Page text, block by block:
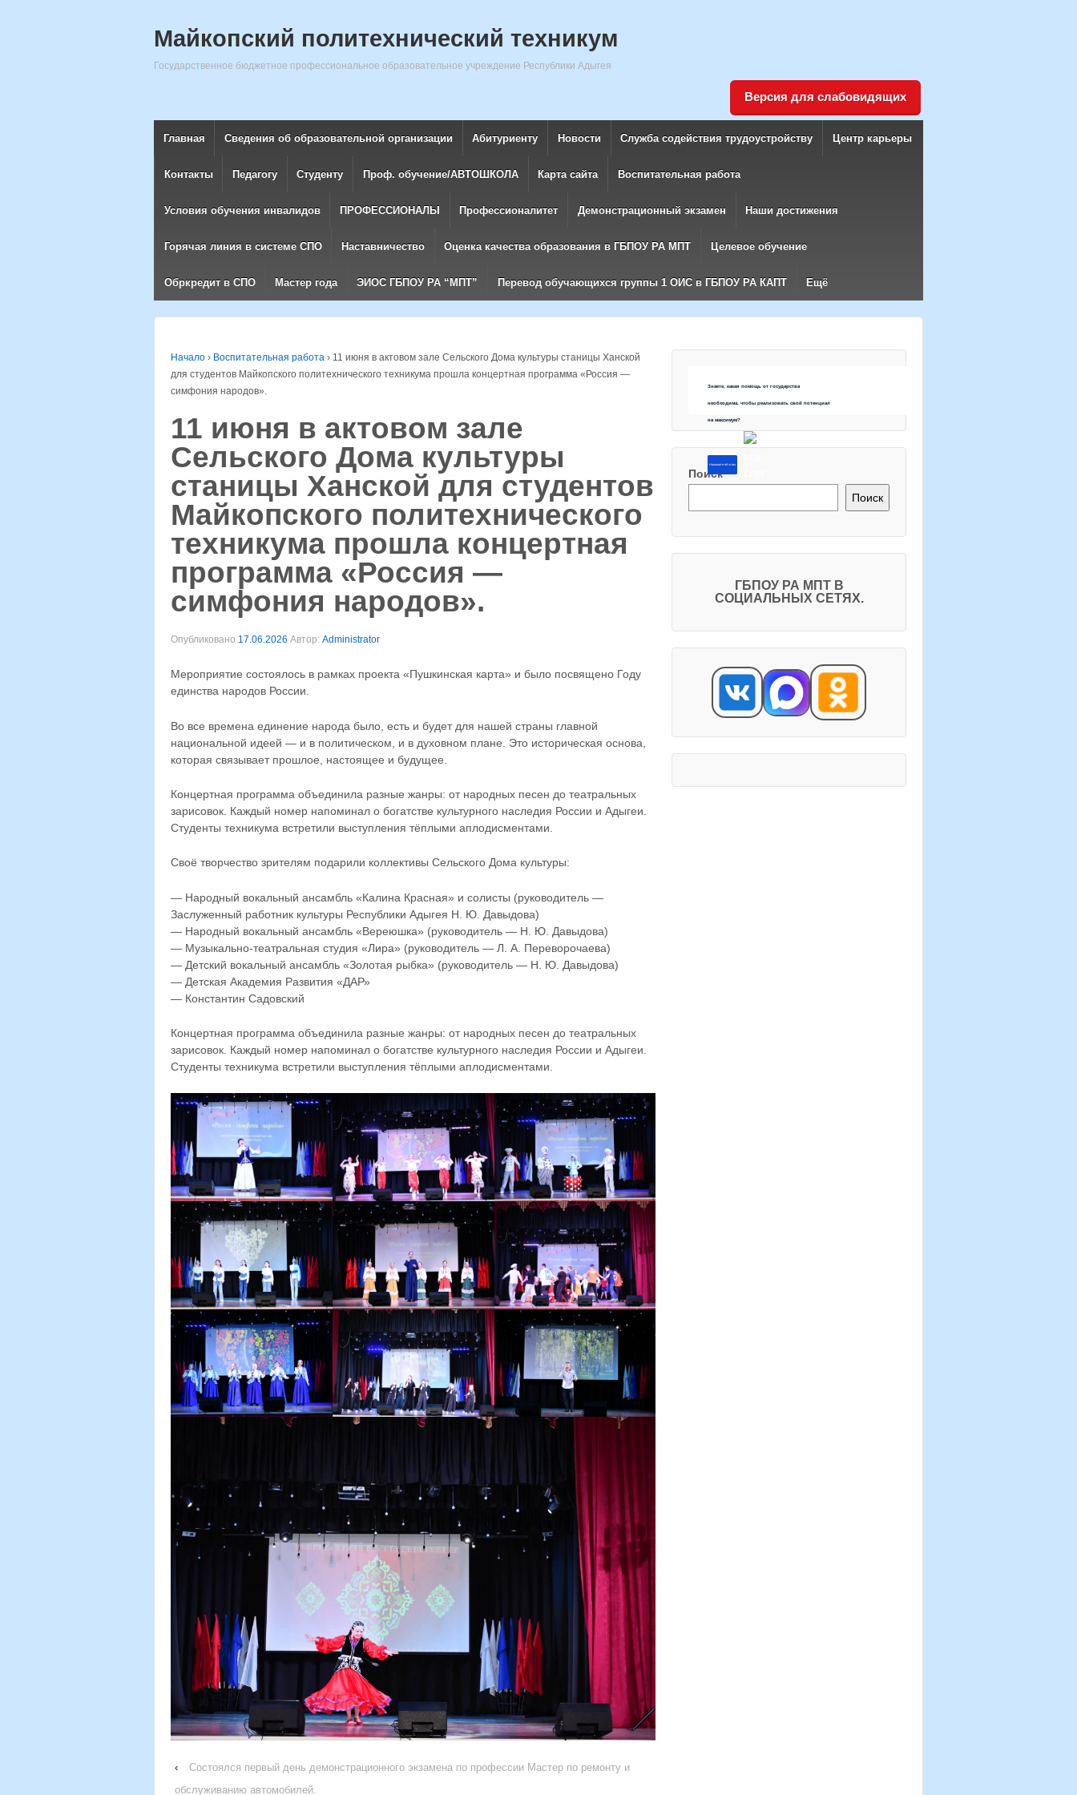
Майкопский политехнический техникум
Государственное бюджетное профессиональное образовательное учреждение Республики Адыгея
Версия для слабовидящих
Главная Сведения об образовательной организации Абитуриенту Новости Служба содействия трудоустройству Центр карьеры
Контакты Педагогу Студенту Проф. обучение/АВТОШКОЛА Карта сайта Воспитательная работа
Условия обучения инвалидов ПРОФЕССИОНАЛЫ Профессионалитет Демонстрационный экзамен Наши достижения
Горячая линия в системе СПО Наставничество Оценка качества образования в ГБПОУ РА МПТ Целевое обучение
Обркредит в СПО Мастер года ЭИОС ГБПОУ РА “МПТ” Перевод обучающихся группы 1 ОИС в ГБПОУ РА КАПТ Ещё
Начало › Воспитательная работа › 11 июня в актовом зале Сельского Дома культуры станицы Ханской
для студентов Майкопского политехнического техникума прошла концертная программа «Россия —
симфония народов».
11 июня в актовом зале
Сельского Дома культуры
станицы Ханской для студентов
Майкопского политехнического
техникума прошла концертная
программа «Россия —
симфония народов».
Опубликовано 17.06.2026 Автор: Administrator
Мероприятие состоялось в рамках проекта «Пушкинская карта» и было посвящено Году
единства народов России.
Во все времена единение народа было, есть и будет для нашей страны главной
национальной идеей — и в политическом, и в духовном плане. Это историческая основа,
которая связывает прошлое, настоящее и будущее.
Концертная программа объединила разные жанры: от народных песен до театральных
зарисовок. Каждый номер напоминал о богатстве культурного наследия России и Адыгеи.
Студенты техникума встретили выступления тёплыми аплодисментами.
Своё творчество зрителям подарили коллективы Сельского Дома культуры:
— Народный вокальный ансамбль «Калина Красная» и солисты (руководитель —
Заслуженный работник культуры Республики Адыгея Н. Ю. Давыдова)
— Народный вокальный ансамбль «Вереюшка» (руководитель — Н. Ю. Давыдова)
— Музыкально-театральная студия «Лира» (руководитель — Л. А. Переворочаева)
— Детский вокальный ансамбль «Золотая рыбка» (руководитель — Н. Ю. Давыдова)
— Детская Академия Развития «ДАР»
— Константин Садовский
Концертная программа объединила разные жанры: от народных песен до театральных
зарисовок. Каждый номер напоминал о богатстве культурного наследия России и Адыгеи.
Студенты техникума встретили выступления тёплыми аплодисментами.
‹
Состоялся первый день демонстрационного экзамена по профессии Мастер по ремонту и
обслуживанию автомобилей.
Знаете, какая помощь от государства
необходима, чтобы реализовать свой потенциал
на максимум?
Напишите об этом
Поиск
Поиск
ГБПОУ РА МПТ В
СОЦИАЛЬНЫХ СЕТЯХ.